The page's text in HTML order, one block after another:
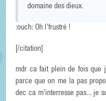
domaine des dieux.
:ouch: Oh l'frustré !
[/citation]
mdr ca fait plein de fois que
parce que on me la pas
dec ca m'interresse pas... je